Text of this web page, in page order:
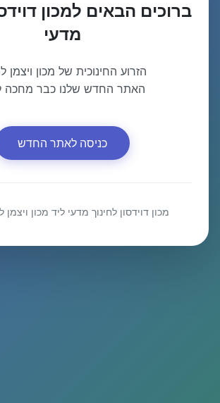
ברוכים הבאים למכון
מדעי
הזרוע החינוכית של מכון ויצמן
האתר החדש שלנו כבר מחכה
כניסה לאתר החדש
מכון דוידסון לחינוך מדעי ליד מכון